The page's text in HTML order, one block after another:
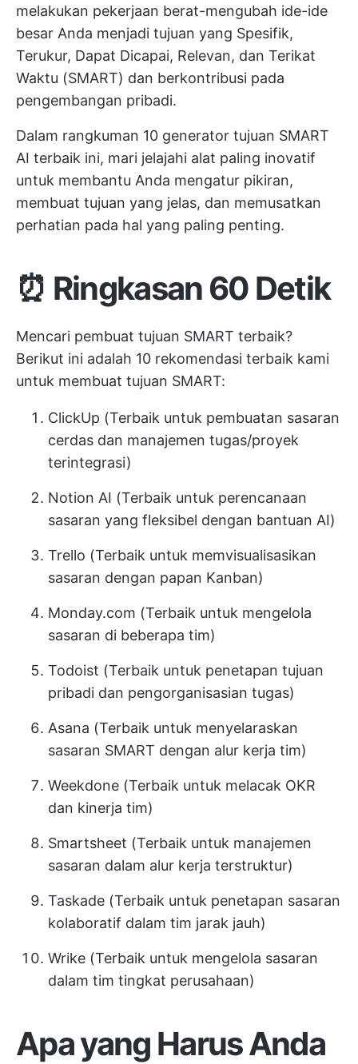
melakukan pekerjaan berat-mengubah ide-ide
besar Anda menjadi tujuan yang Spesifik,
Terukur, Dapat Dicapai, Relevan, dan Terikat
Waktu (SMART) dan berkontribusi pada
pengembangan pribadi.
Dalam rangkuman 10 generator tujuan SMART
AI terbaik ini, mari jelajahi alat paling inovatif
untuk membantu Anda mengatur pikiran,
membuat tujuan yang jelas, dan memusatkan
perhatian pada hal yang paling penting.
⏰ Ringkasan 60 Detik
Mencari pembuat tujuan SMART terbaik?
Berikut ini adalah 10 rekomendasi terbaik kami
untuk membuat tujuan SMART:
ClickUp (Terbaik untuk pembuatan sasaran
cerdas dan manajemen tugas/proyek
terintegrasi)
Notion AI (Terbaik untuk perencanaan
sasaran yang fleksibel dengan bantuan AI)
Trello (Terbaik untuk memvisualisasikan
sasaran dengan papan Kanban)
Monday.com (Terbaik untuk mengelola
sasaran di beberapa tim)
Todoist (Terbaik untuk penetapan tujuan
pribadi dan pengorganisasian tugas)
Asana (Terbaik untuk menyelaraskan
sasaran SMART dengan alur kerja tim)
Weekdone (Terbaik untuk melacak OKR
dan kinerja tim)
Smartsheet (Terbaik untuk manajemen
sasaran dalam alur kerja terstruktur)
Taskade (Terbaik untuk penetapan sasaran
kolaboratif dalam tim jarak jauh)
Wrike (Terbaik untuk mengelola sasaran
dalam tim tingkat perusahaan)
Apa yang Harus Anda